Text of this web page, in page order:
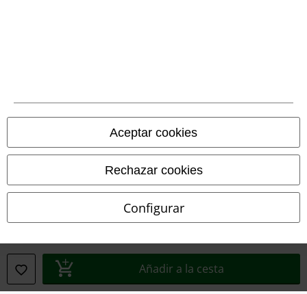
Aceptar cookies
Rechazar cookies
Configurar
Añadir a la cesta
Todos los precios incluyen el IVA pero no losgastos de transporte
© 1986-2026 E.M.P. Merchandising HGmbH
Tiendas EMP online
EMP France
EMP Deutschland